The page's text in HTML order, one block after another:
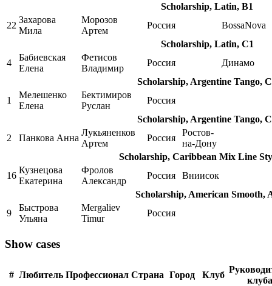
Scholarship, Latin, B1
22
Захарова
Мила
Морозов
Артем
Россия
BossaNova
Scholarship, Latin, C1
4
Бабиевская
Елена
Фетисов
Владимир
Россия
Динамо
Scholarship, Argentine Tango,
1
Мелешенко
Елена
Бектимиров
Руслан
Россия
Scholarship, Argentine Tango,
2
Панкова Анна
Лукьяненков
Артем
Россия
Ростов-
на-Дону
Scholarship, Caribbean Mix Line
16
Кузнецова
Екатерина
Фролов
Александр
Россия
Вниисок
Scholarship, American Smooth,
9
Быстрова
Ульяна
Mergaliev
Timur
Россия
Show cases
# Любитель Профессионал Страна Город Клуб
клуба